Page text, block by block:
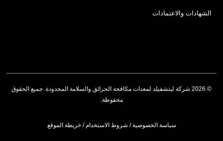
الشهادات والاعتمادات
© 2026 شركة ليتشفيلد لمعدات مكافحة الحرائق والسلامة المحدودة. جميع الحقوق
محفوظة.
سياسة الخصوصية/ شروط الاستخدام /خريطة الموقع